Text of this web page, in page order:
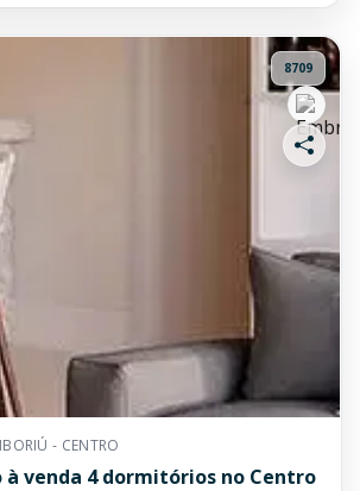
8709
- CENTRO
venda 4 dormitórios no Centro